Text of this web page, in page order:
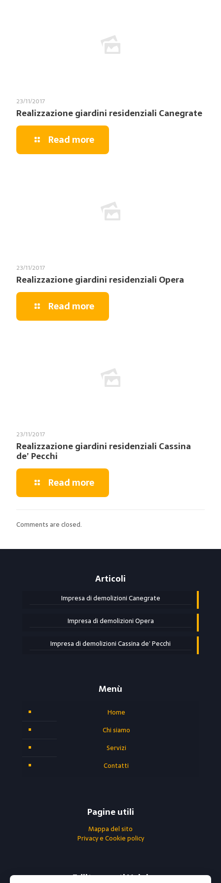
23/11/2017
Realizzazione giardini residenziali Canegrate
Read more
23/11/2017
Realizzazione giardini residenziali Opera
Read more
23/11/2017
Realizzazione giardini residenziali Cassina
de’ Pecchi
Read more
Comments are closed.
Articoli
Impresa di demolizioni Canegrate
Impresa di demolizioni Opera
Impresa di demolizioni Cassina de’ Pecchi
Menù
Home
Chi siamo
Servizi
Contatti
Pagine utili
Mappa del sito
Privacy e Cookie policy
Ediltrasporti Volpi